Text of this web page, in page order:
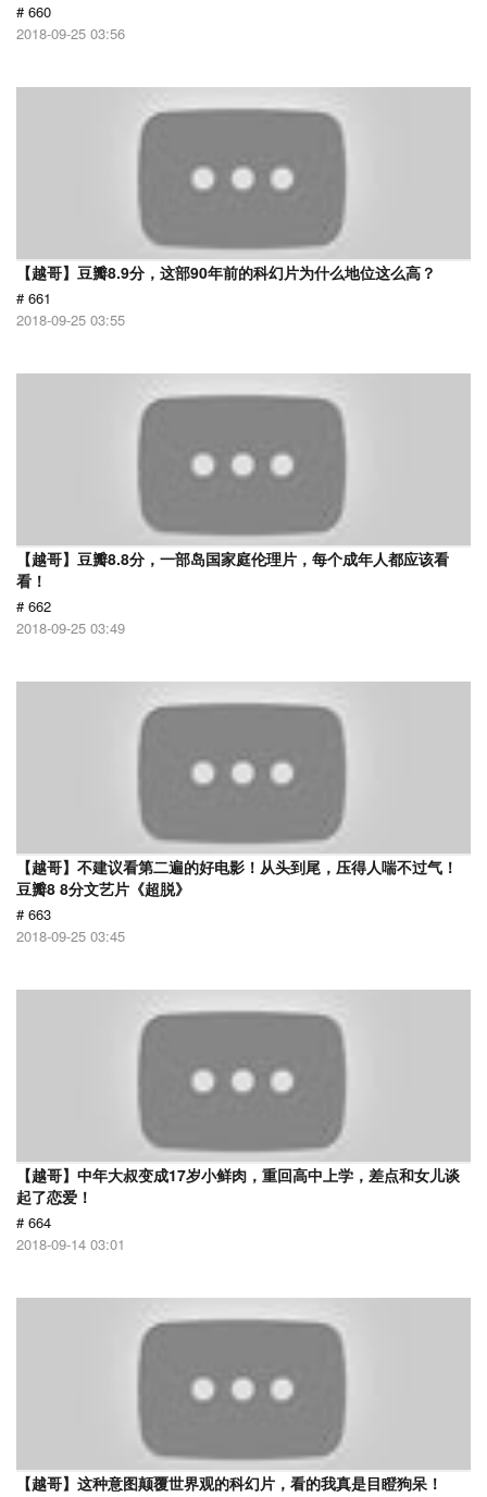
# 660
2018-09-25 03:56
【越哥】豆瓣8.9分，这部90年前的科幻片为什么地位这么高？
# 661
2018-09-25 03:55
【越哥】豆瓣8.8分，一部岛国家庭伦理片，每个成年人都应该看
看！
# 662
2018-09-25 03:49
【越哥】不建议看第二遍的好电影！从头到尾，压得人喘不过气！
豆瓣8 8分文艺片《超脱》
# 663
2018-09-25 03:45
【越哥】中年大叔变成17岁小鲜肉，重回高中上学，差点和女儿谈
起了恋爱！
# 664
2018-09-14 03:01
【越哥】这种意图颠覆世界观的科幻片，看的我真是目瞪狗呆！